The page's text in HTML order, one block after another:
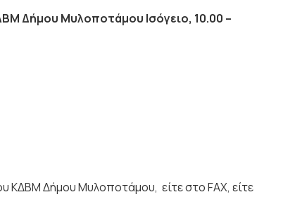
Δήμου Μυλοποτάμου Ισόγειο, 10.00 –
ΚΔΒΜ Δήμου Μυλοποτάμου, είτε στο FAX, είτε